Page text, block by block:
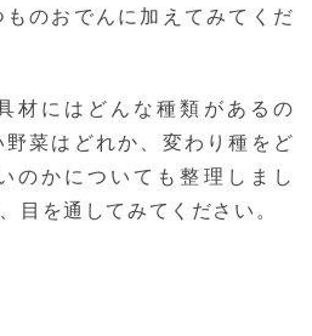
のおでんに加えてみてくだ
材にはどんな種類があるの
菜はどれか、変わり種をど
のかについても整理しまし
目を通してみてください。